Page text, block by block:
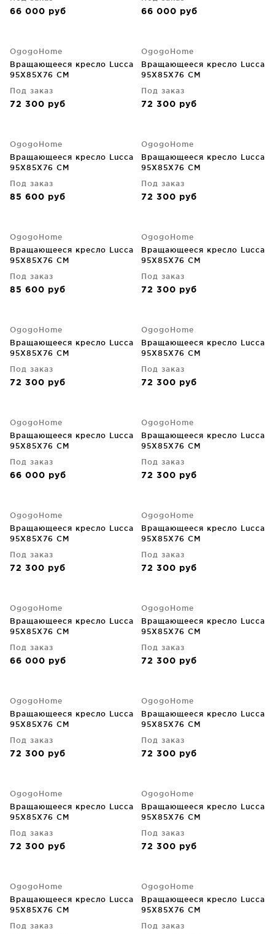
66 000 руб 66 000 руб
OgogoHome
Вращающееся кресло Lucca
95X85X76 CM
Под заказ
72 300 руб
OgogoHome
Вращающееся кресло Lucca
95X85X76 CM
Под заказ
72 300 руб
OgogoHome
Вращающееся кресло Lucca
95X85X76 CM
Под заказ
85 600 руб
OgogoHome
Вращающееся кресло Lucca
95X85X76 CM
Под заказ
72 300 руб
OgogoHome
Вращающееся кресло Lucca
95X85X76 CM
Под заказ
85 600 руб
OgogoHome
Вращающееся кресло Lucca
95X85X76 CM
Под заказ
72 300 руб
OgogoHome
Вращающееся кресло Lucca
95X85X76 CM
Под заказ
72 300 руб
OgogoHome
Вращающееся кресло Lucca
95X85X76 CM
Под заказ
72 300 руб
OgogoHome
Вращающееся кресло Lucca
95X85X76 CM
Под заказ
66 000 руб
OgogoHome
Вращающееся кресло Lucca
95X85X76 CM
Под заказ
72 300 руб
OgogoHome
Вращающееся кресло Lucca
95X85X76 CM
Под заказ
72 300 руб
OgogoHome
Вращающееся кресло Lucca
95X85X76 CM
Под заказ
72 300 руб
OgogoHome
Вращающееся кресло Lucca
95X85X76 CM
Под заказ
66 000 руб
OgogoHome
Вращающееся кресло Lucca
95X85X76 CM
Под заказ
72 300 руб
OgogoHome
Вращающееся кресло Lucca
95X85X76 CM
Под заказ
72 300 руб
OgogoHome
Вращающееся кресло Lucca
95X85X76 CM
Под заказ
72 300 руб
OgogoHome
Вращающееся кресло Lucca
95X85X76 CM
Под заказ
72 300 руб
OgogoHome
Вращающееся кресло Lucca
95X85X76 CM
Под заказ
72 300 руб
OgogoHome
Вращающееся кресло Lucca
95X85X76 CM
Под заказ
OgogoHome
Вращающееся кресло Lucca
95X85X76 CM
Под заказ